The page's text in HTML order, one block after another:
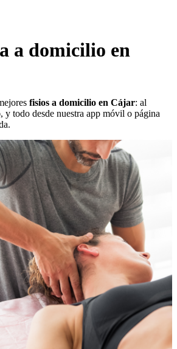
a domicilio en
fisios a domicilio en Cájar: al
y todo desde nuestra app móvil o página